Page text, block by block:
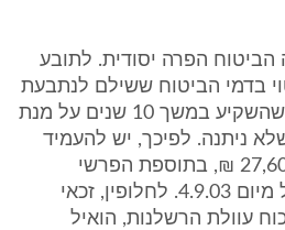
הפרה יסודית. לתובע
בדמי הביטוח ששילם לנתבעת
עד לאותו מועד, כספים שהשקיע במשך 10 שנים על מנת
ניתנה. לפיכך, יש להעמיד
את הפיצוי על סך של 27,603 ₪, בתוספת הפרשי
הצמדה וריבית כדין החל מיום 4.9.03. לחלופין, זכאי
עוולת הרשלנות, הואיל